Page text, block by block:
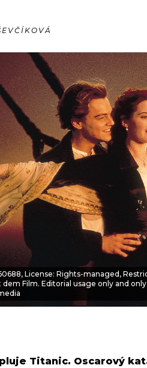
JAK NALADIT
License: Rights-managed,
Film. Editorial usage only and
Titanic. Oscarový